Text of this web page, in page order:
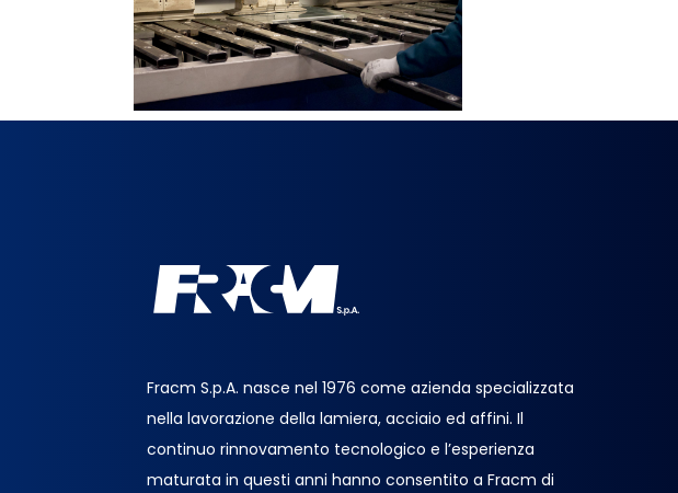
Fracm S.p.A. nasce nel 1976 come azienda specializzata
nella lavorazione della lamiera, acciaio ed affini. Il
continuo rinnovamento tecnologico e l’esperienza
maturata in questi anni hanno consentito a Fracm di